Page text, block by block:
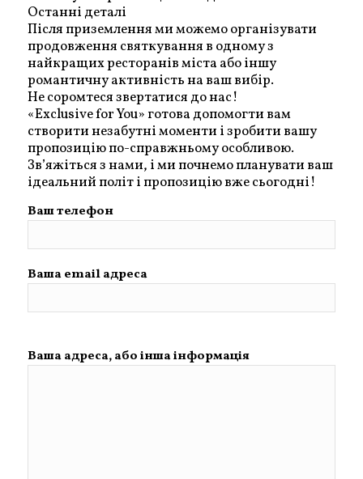
Останні деталі
Після приземлення ми можемо організувати
продовження святкування в одному з
найкращих ресторанів міста або іншу
романтичну активність на ваш вибір.
Не соромтеся звертатися до нас!
«Exclusive for You» готова допомогти вам
створити незабутні моменти і зробити вашу
пропозицію по-справжньому особливою.
Зв’яжіться з нами, і ми почнемо планувати ваш
ідеальний політ і пропозицію вже сьогодні!
Ваш телефон
Ваша email адреса
Ваша адреса, або інша інформація